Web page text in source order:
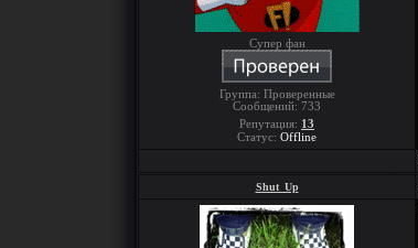
Супер фан
Группа: Проверенные
Сообщений: 733
Репутация: 13
Статус: Offline
Shut_Up